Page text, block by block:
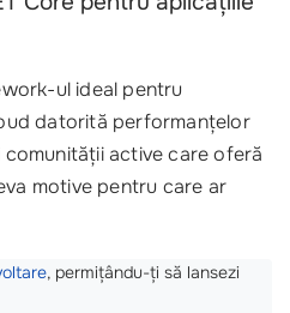
ul ideal pentru
datorită performanțelor
active care oferă
motive pentru care ar
, permițându-ți să lansezi